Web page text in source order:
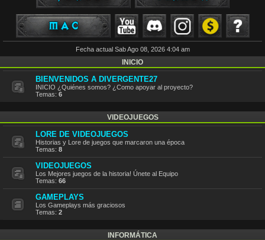
Fecha actual Sab Ago 08, 2026 4:04 am
INICIO
BIENVENIDOS A DIVERGENTE27
INICIO ¿Quiénes somos? ¿Como apoyar al proyecto?
Temas: 6
VIDEOJUEGOS
LORE DE VIDEOJUEGOS
Historias y Lore de juegos que marcaron una época
Temas: 8
VIDEOJUEGOS
Los Mejores juegos de la historia! Únete al Equipo
Temas: 66
GAMEPLAYS
Los Gameplays más graciosos
Temas: 2
INFORMÁTICA